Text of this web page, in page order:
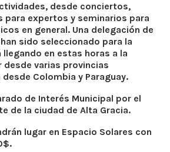
desde conciertos,
para expertos y seminarios para
en general. Una delegación de
sido seleccionado para la
en estas horas a la
desde varias provincias
Colombia y Paraguay.
de Interés Municipal por el
de la ciudad de Alta Gracia.
lugar en Espacio Solares con